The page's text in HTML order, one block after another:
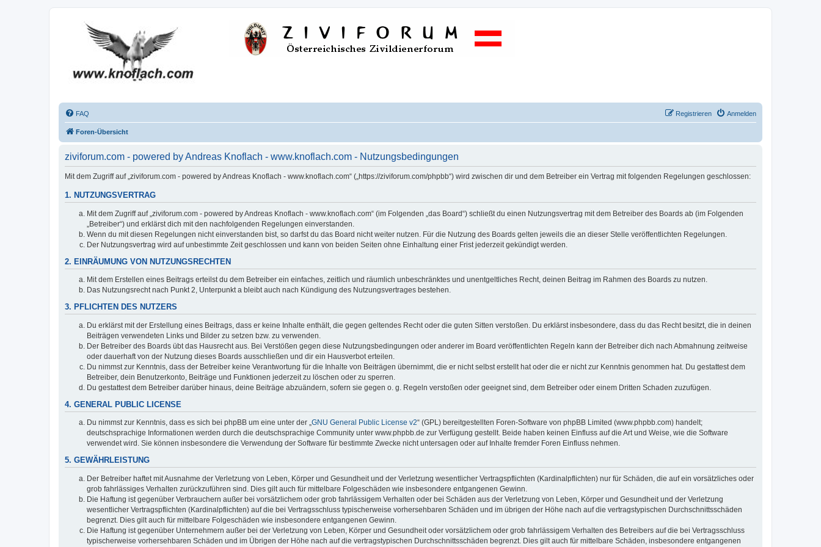
FAQ Anmelden
Registrieren
Foren-Übersicht
ziviforum.com - powered by Andreas Knoflach - www.knoflach.com - Nutzungsbedingungen
Mit dem Zugriff auf „ziviforum.com - powered by Andreas Knoflach - www.knoflach.com“ („https://ziviforum.com/phpbb“) wird zwischen dir und dem Betreiber ein Vertrag mit folgenden Regelungen geschlossen:
1. NUTZUNGSVERTRAG
Mit dem Zugriff auf „ziviforum.com - powered by Andreas Knoflach - www.knoflach.com“ (im Folgenden „das Board“) schließt du einen Nutzungsvertrag mit dem Betreiber des Boards ab (im Folgenden
„Betreiber“) und erklärst dich mit den nachfolgenden Regelungen einverstanden.
Wenn du mit diesen Regelungen nicht einverstanden bist, so darfst du das Board nicht weiter nutzen. Für die Nutzung des Boards gelten jeweils die an dieser Stelle veröffentlichten Regelungen.
Der Nutzungsvertrag wird auf unbestimmte Zeit geschlossen und kann von beiden Seiten ohne Einhaltung einer Frist jederzeit gekündigt werden.
2. EINRÄUMUNG VON NUTZUNGSRECHTEN
Mit dem Erstellen eines Beitrags erteilst du dem Betreiber ein einfaches, zeitlich und räumlich unbeschränktes und unentgeltliches Recht, deinen Beitrag im Rahmen des Boards zu nutzen.
Das Nutzungsrecht nach Punkt 2, Unterpunkt a bleibt auch nach Kündigung des Nutzungsvertrages bestehen.
3. PFLICHTEN DES NUTZERS
Du erklärst mit der Erstellung eines Beitrags, dass er keine Inhalte enthält, die gegen geltendes Recht oder die guten Sitten verstoßen. Du erklärst insbesondere, dass du das Recht besitzt, die in deinen
Beiträgen verwendeten Links und Bilder zu setzen bzw. zu verwenden.
Der Betreiber des Boards übt das Hausrecht aus. Bei Verstößen gegen diese Nutzungsbedingungen oder anderer im Board veröffentlichten Regeln kann der Betreiber dich nach Abmahnung zeitweise
oder dauerhaft von der Nutzung dieses Boards ausschließen und dir ein Hausverbot erteilen.
Du nimmst zur Kenntnis, dass der Betreiber keine Verantwortung für die Inhalte von Beiträgen übernimmt, die er nicht selbst erstellt hat oder die er nicht zur Kenntnis genommen hat. Du gestattest dem
Betreiber, dein Benutzerkonto, Beiträge und Funktionen jederzeit zu löschen oder zu sperren.
Du gestattest dem Betreiber darüber hinaus, deine Beiträge abzuändern, sofern sie gegen o. g. Regeln verstoßen oder geeignet sind, dem Betreiber oder einem Dritten Schaden zuzufügen.
4. GENERAL PUBLIC LICENSE
Du nimmst zur Kenntnis, dass es sich bei phpBB um eine unter der „GNU General Public License v2“ (GPL) bereitgestellten Foren-Software von phpBB Limited (www.phpbb.com) handelt;
deutschsprachige Informationen werden durch die deutschsprachige Community unter www.phpbb.de zur Verfügung gestellt. Beide haben keinen Einfluss auf die Art und Weise, wie die Software
verwendet wird. Sie können insbesondere die Verwendung der Software für bestimmte Zwecke nicht untersagen oder auf Inhalte fremder Foren Einfluss nehmen.
5. GEWÄHRLEISTUNG
Der Betreiber haftet mit Ausnahme der Verletzung von Leben, Körper und Gesundheit und der Verletzung wesentlicher Vertragspflichten (Kardinalpflichten) nur für Schäden, die auf ein vorsätzliches oder
grob fahrlässiges Verhalten zurückzuführen sind. Dies gilt auch für mittelbare Folgeschäden wie insbesondere entgangenen Gewinn.
Die Haftung ist gegenüber Verbrauchern außer bei vorsätzlichem oder grob fahrlässigem Verhalten oder bei Schäden aus der Verletzung von Leben, Körper und Gesundheit und der Verletzung
wesentlicher Vertragspflichten (Kardinalpflichten) auf die bei Vertragsschluss typischerweise vorhersehbaren Schäden und im übrigen der Höhe nach auf die vertragstypischen Durchschnittsschäden
begrenzt. Dies gilt auch für mittelbare Folgeschäden wie insbesondere entgangenen Gewinn.
Die Haftung ist gegenüber Unternehmern außer bei der Verletzung von Leben, Körper und Gesundheit oder vorsätzlichem oder grob fahrlässigem Verhalten des Betreibers auf die bei Vertragsschluss
typischerweise vorhersehbaren Schäden und im Übrigen der Höhe nach auf die vertragstypischen Durchschnittsschäden begrenzt. Dies gilt auch für mittelbare Schäden, insbesondere entgangenen